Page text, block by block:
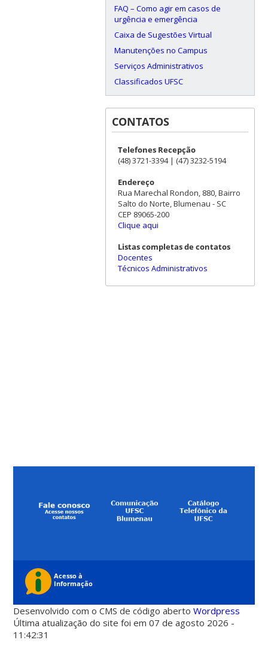
FAQ – Como agir em casos de
urgência e emergência
Caixa de Sugestões Virtual
Manutenções no Campus
Serviços Administrativos
Classificados UFSC
CONTATOS
Telefones Recepção
(48) 3721-3394 | (47) 3232-5194
Endereço
Rua Marechal Rondon, 880, Bairro
Salto do Norte, Blumenau - SC
CEP 89065-200
Clique aqui
Listas completas de contatos
Docentes
Técnicos Administrativos
Desenvolvido com o CMS de código abertoWordpress
Última atualização do site foi em 07 de agosto 2026 -
11:42:31